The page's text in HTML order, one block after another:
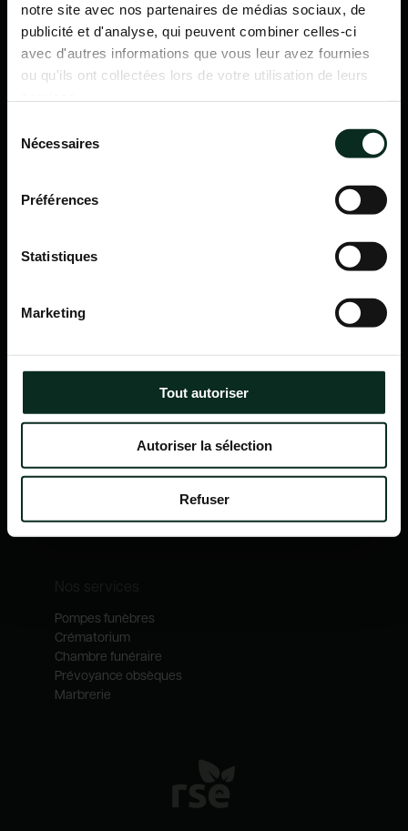
notre site avec nos partenaires de médias sociaux, de
publicité et d'analyse, qui peuvent combiner celles-ci
avec d'autres informations que vous leur avez fournies
ou qu'ils ont collectées lors de votre utilisation de leurs
Nécessaires
Préférences
Statistiques
Marketing
Tout autoriser
Autoriser la sélection
Refuser
P.F.C.A Pompes Funèbres des Communes Associées
Itinéraire
Navigation
Qui sommes-nous ?
Notre catalogue
Nos métiers
Pompes funèbres
Crématorium
Chambre funéraire
Prévoyance obsèques
Marbrerie